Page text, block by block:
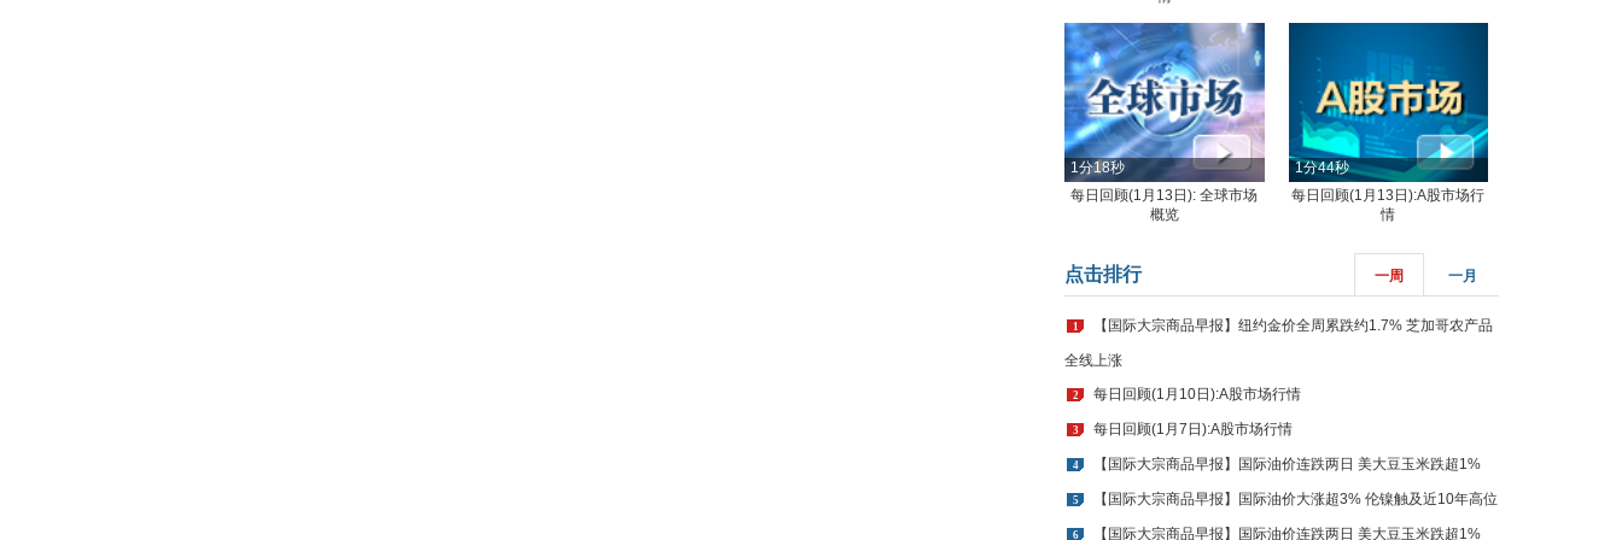
1分18秒
每日回顾(1月13日): 全球市场
概览
1分44秒
每日回顾(1月13日):A股市场行
情
点击排行 一周 一月
1 【国际大宗商品早报】纽约金价全周累跌约1.7% 芝加哥农产品
全线上涨
2 每日回顾(1月10日):A股市场行情
3 每日回顾(1月7日):A股市场行情
4 【国际大宗商品早报】国际油价连跌两日 美大豆玉米跌超1%
5 【国际大宗商品早报】国际油价大涨超3% 伦镍触及近10年高位
6 【国际大宗商品早报】国际油价连跌两日 美大豆玉米跌超1%